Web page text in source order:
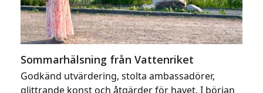
Sommarhälsning från Vattenriket
Godkänd utvärdering, stolta ambassadörer,
glittrande konst och åtgärder för havet. I början